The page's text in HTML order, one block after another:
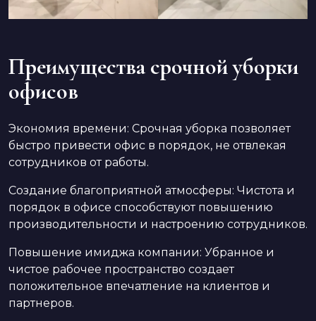
Преимущества срочной уборки
офисов
Экономия времени: Срочная уборка позволяет
быстро привести офис в порядок, не отвлекая
сотрудников от работы.
Создание благоприятной атмосферы: Чистота и
порядок в офисе способствуют повышению
производительности и настроению сотрудников.
Повышение имиджа компании: Убранное и
чистое рабочее пространство создает
положительное впечатление на клиентов и
партнеров.